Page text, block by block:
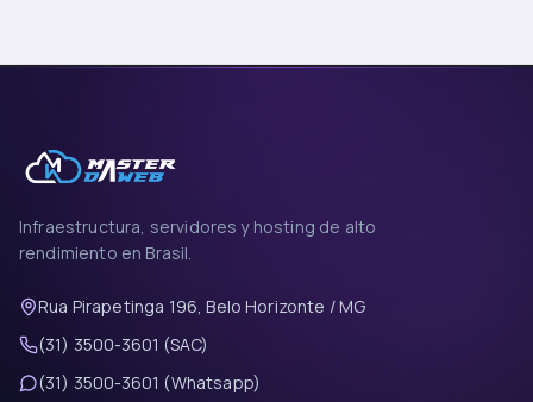
Infraestructura, servidores y hosting de alto
rendimiento en Brasil.
Rua Pirapetinga 196, Belo Horizonte / MG
(31) 3500-3601 (SAC)
(31) 3500-3601 (Whatsapp)